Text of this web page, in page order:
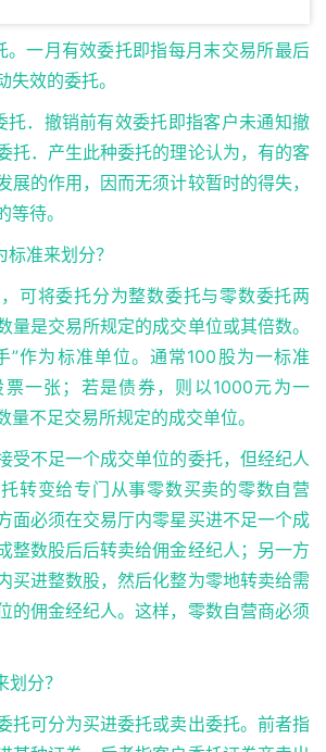
。一月有效委托即指每月末交易所最后
效的委托。
托．撤销前有效委托即指客户未通知撤
托．产生此种委托的理论认为，有的客
展的作用，因而无须计较暂时的得失，
待。
准来划分？
可将委托分为整数委托与零数委托两
量是交易所规定的成交单位或其倍数。
”作为标准单位。通常100股为一标准
一张；若是债券，则以1000元为一
量不足交易所规定的成交单位。
受不足一个成交单位的委托，但经纪人
转变给专门从事零数买卖的零数自营
面必须在交易厅内零星买进不足一个成
整数股后后转卖给佣金经纪人；另一方
买进整数股，然后化整为零地转卖给需
的佣金经纪人。这样，零数自营商必须
分？
托可分为买进委托或卖出委托。前者指